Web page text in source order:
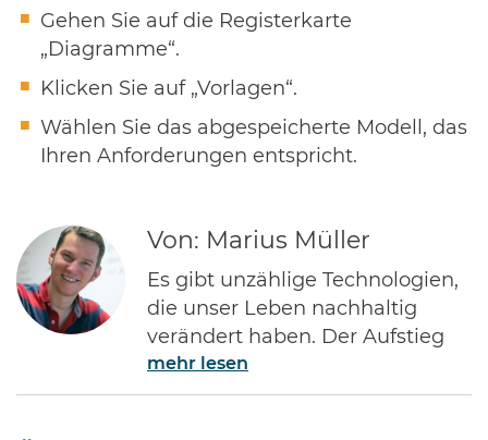
Gehen Sie auf die Registerkarte
„Diagramme“.
Klicken Sie auf „Vorlagen“.
Wählen Sie das abgespeicherte Modell, das
Ihren Anforderungen entspricht.
Von: Marius Müller
Es gibt unzählige Technologien,
die unser Leben nachhaltig
verändert haben. Der Aufstieg
des Internets gehört ohne Frage
zu den Bedeutendsten. Namen
mehr lesen